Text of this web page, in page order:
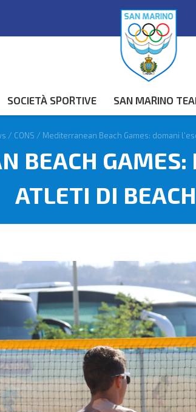
SOCIETÀ SPORTIVE SAN MARINO
/ CONS / Mediterranean Beach Games: domani
BEACH GAMES:
ATLETI DI